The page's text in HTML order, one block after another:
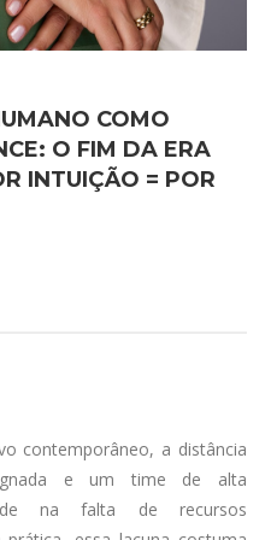
COMO
O FIM DA ERA
INTUIÇÃO = POR
contemporâneo, a distância
e um time de alta
na falta de recursos